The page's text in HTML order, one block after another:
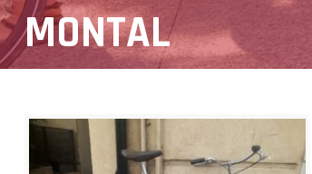
MONTAL